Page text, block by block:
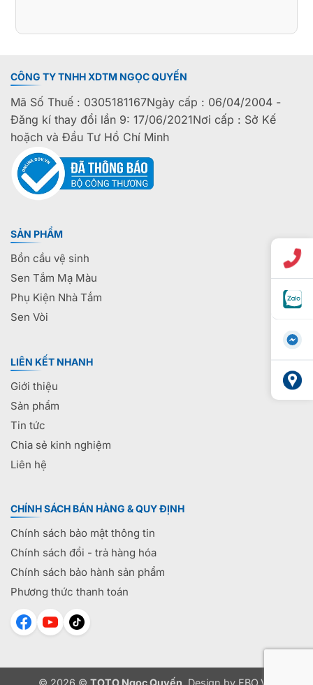
CÔNG TY TNHH XDTM NGỌC QUYẾN
Mã Số Thuế : 0305181167Ngày cấp : 06/04/2004 -
Đăng kí thay đổi lần 9: 17/06/2021Nơi cấp : Sở Kế
hoặch và Đầu Tư Hồ Chí Minh
SẢN PHẨM
Bồn cầu vệ sinh
Sen Tắm Mạ Màu
Phụ Kiện Nhà Tắm
Sen Vòi
LIÊN KẾT NHANH
Giới thiệu
Sản phẩm
Tin tức
Chia sẻ kinh nghiệm
Liên hệ
CHÍNH SÁCH BÁN HÀNG & QUY ĐỊNH
Chính sách bảo mật thông tin
Chính sách đổi - trả hàng hóa
Chính sách bảo hành sản phẩm
Phương thức thanh toán